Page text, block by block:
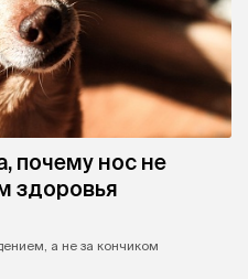
почему нос не
здоровья
а не за кончиком